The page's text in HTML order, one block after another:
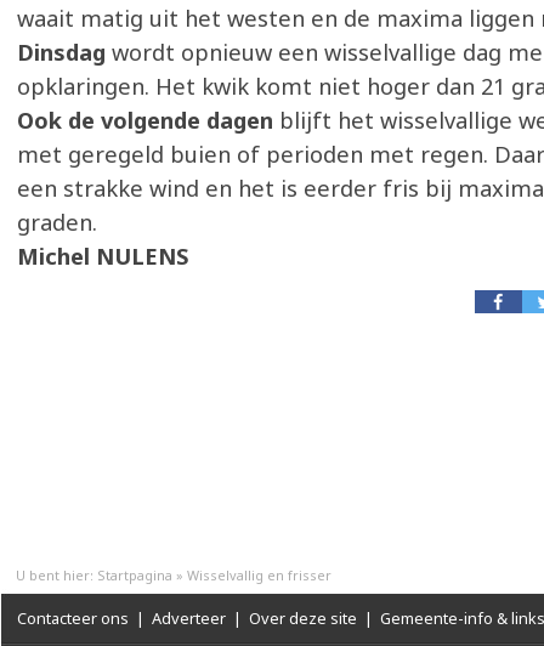
waait matig uit het westen en de maxima liggen
Dinsdag wordt opnieuw een wisselvallige dag
opklaringen. Het kwik komt niet hoger dan 21
Ook de volgende dagen blijft het wisselvallige
met geregeld buien of perioden met regen.
een strakke wind en het is eerder fris bij
graden.
Michel NULENS
U bent hier: Startpagina » Wisselvallig en frisser
Contacteer ons | Adverteer | Over deze site | Gemeente-info & links